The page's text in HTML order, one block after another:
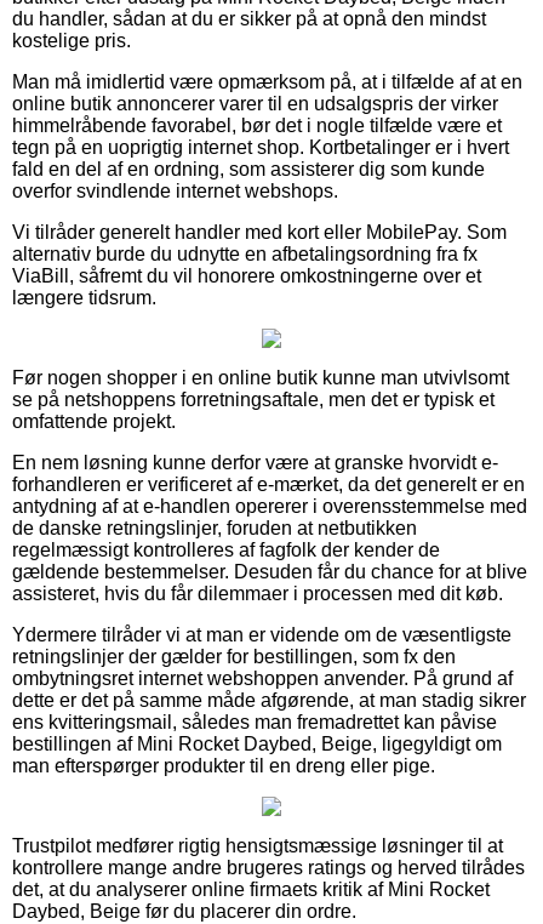
du handler, sådan at du er sikker på at opnå den mindst
kostelige pris.
Man må imidlertid være opmærksom på, at i tilfælde af at en
online butik annoncerer varer til en udsalgspris der virker
himmelråbende favorabel, bør det i nogle tilfælde være et
tegn på en uoprigtig internet shop. Kortbetalinger er i hvert
fald en del af en ordning, som assisterer dig som kunde
overfor svindlende internet webshops.
Vi tilråder generelt handler med kort eller MobilePay. Som
alternativ burde du udnytte en afbetalingsordning fra fx
ViaBill, såfremt du vil honorere omkostningerne over et
længere tidsrum.
Før nogen shopper i en online butik kunne man utvivlsomt
se på netshoppens forretningsaftale, men det er typisk et
omfattende projekt.
En nem løsning kunne derfor være at granske hvorvidt e-
forhandleren er verificeret af e-mærket, da det generelt er en
antydning af at e-handlen opererer i overensstemmelse med
de danske retningslinjer, foruden at netbutikken
regelmæssigt kontrolleres af fagfolk der kender de
gældende bestemmelser. Desuden får du chance for at blive
assisteret, hvis du får dilemmaer i processen med dit køb.
Ydermere tilråder vi at man er vidende om de væsentligste
retningslinjer der gælder for bestillingen, som fx den
ombytningsret internet webshoppen anvender. På grund af
dette er det på samme måde afgørende, at man stadig sikrer
ens kvitteringsmail, således man fremadrettet kan påvise
bestillingen af Mini Rocket Daybed, Beige, ligegyldigt om
man efterspørger produkter til en dreng eller pige.
Trustpilot medfører rigtig hensigtsmæssige løsninger til at
kontrollere mange andre brugeres ratings og herved tilrådes
det, at du analyserer online firmaets kritik af Mini Rocket
Daybed, Beige før du placerer din ordre.